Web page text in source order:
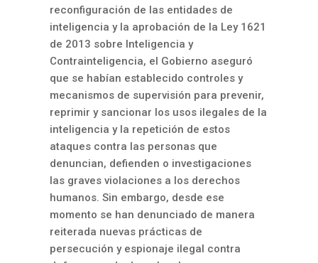
reconfiguración de las entidades de
inteligencia y la aprobación de la Ley 1621
de 2013 sobre Inteligencia y
Contrainteligencia, el Gobierno aseguró
que se habían establecido controles y
mecanismos de supervisión para prevenir,
reprimir y sancionar los usos ilegales de la
inteligencia y la repetición de estos
ataques contra las personas que
denuncian, defienden o investigaciones
las graves violaciones a los derechos
humanos. Sin embargo, desde ese
momento se han denunciado de manera
reiterada nuevas prácticas de
persecución y espionaje ilegal contra